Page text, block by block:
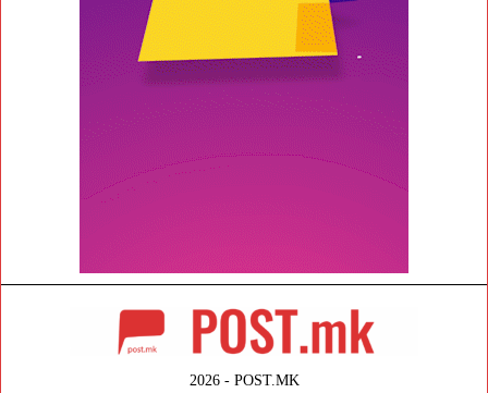
2026 - POST.MK